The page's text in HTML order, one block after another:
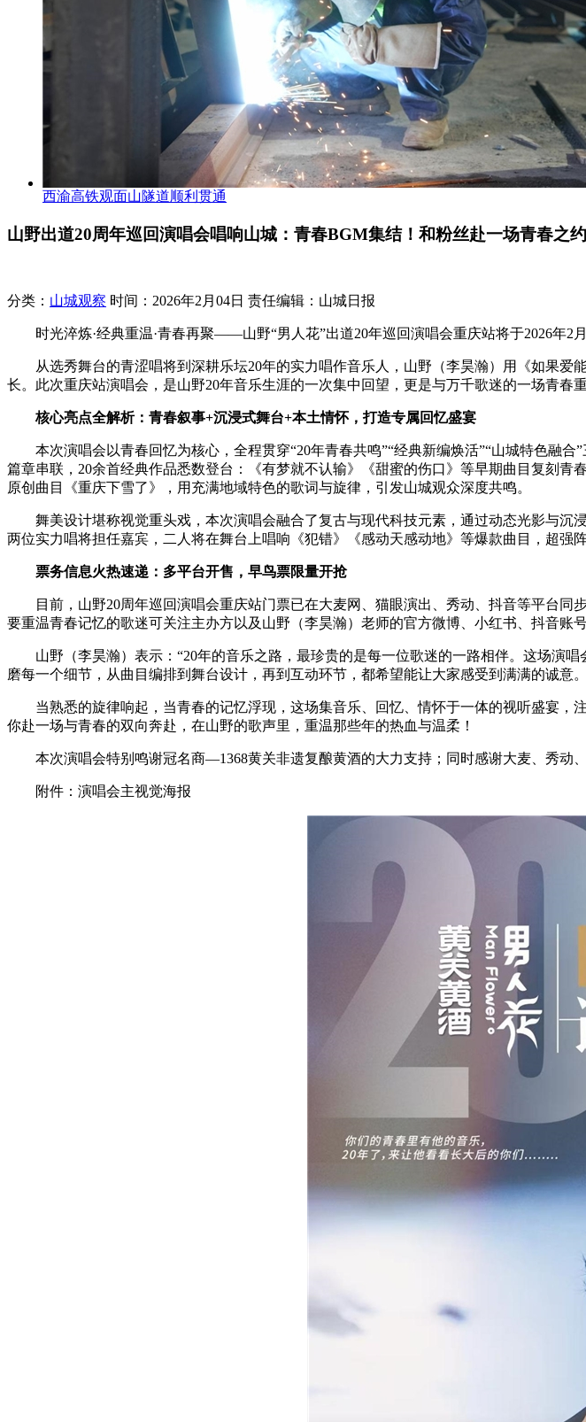
西渝高铁观面山隧道顺利贯通
山野出道20周年巡回演唱会唱响山城：青春BGM集结！和粉丝赴一场青春之约
分类： 山城观察 时间：2026年2月04日 责任编辑：山城日报
时光淬炼·经典重温·青春再聚——山野“男人花”出道20年巡回演唱会重庆站将于2026年2
从选秀舞台的青涩唱将到深耕乐坛20年的实力唱作音乐人，山野（李昊瀚）用《如果
长。此次重庆站演唱会，是山野20年音乐生涯的一次集中回望，更是与万千歌迷的一场青春
核心亮点全解析：青春叙事+沉浸式舞台+本土情怀，打造专属回忆盛宴
本次演唱会以青春回忆为核心，全程贯穿“20年青春共鸣”“经典新编焕活”“山城特色融
篇章串联，20余首经典作品悉数登台：《有梦就不认输》《甜蜜的伤口》等早期曲目复刻
原创曲目《重庆下雪了》，用充满地域特色的歌词与旋律，引发山城观众深度共鸣。
舞美设计堪称视觉重头戏，本次演唱会融合了复古与现代科技元素，通过动态光影与
两位实力唱将担任嘉宾，二人将在舞台上唱响《犯错》《感动天感动地》等爆款曲目，超强
票务信息火热速递：多平台开售，早鸟票限量开抢
目前，山野20周年巡回演唱会重庆站门票已在大麦网、猫眼演出、秀动、抖音等平台
要重温青春记忆的歌迷可关注主办方以及山野（李昊瀚）老师的官方微博、小红书、抖音账
山野（李昊瀚）表示：“20年的音乐之路，最珍贵的是每一位歌迷的一路相伴。这场演
磨每一个细节，从曲目编排到舞台设计，再到互动环节，都希望能让大家感受到满满的诚意
当熟悉的旋律响起，当青春的记忆浮现，这场集音乐、回忆、情怀于一体的视听盛宴，
你赴一场与青春的双向奔赴，在山野的歌声里，重温那些年的热血与温柔！
本次演唱会特别鸣谢冠名商—1368黄关非遗复酿黄酒的大力支持；同时感谢大麦、秀动
附件：演唱会主视觉海报